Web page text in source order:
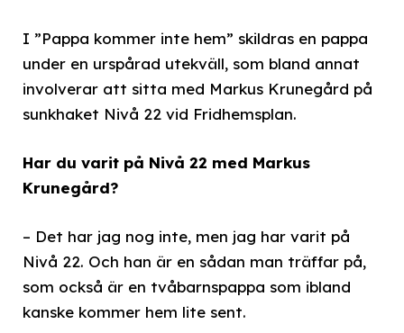
I ”Pappa kommer inte hem” skildras en pappa
under en urspårad utekväll, som bland annat
involverar att sitta med Markus Krunegård på
sunkhaket Nivå 22 vid Fridhemsplan.
Har du varit på Nivå 22 med Markus
Krunegård?
– Det har jag nog inte, men jag har varit på
Nivå 22. Och han är en sådan man träffar på,
som också är en tvåbarnspappa som ibland
kanske kommer hem lite sent.